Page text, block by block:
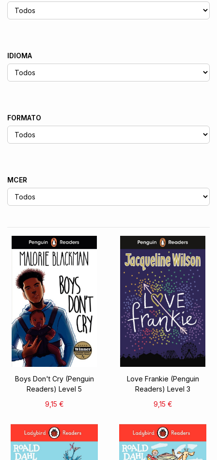
IDIOMA
FORMATO
MCER
Boys Don't Cry (Penguin
Readers) Level 5
9,15 €
Love Frankie (Penguin
Readers) Level 3
9,15 €